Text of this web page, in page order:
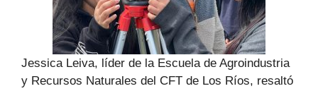
Jessica Leiva, líder de la Escuela de Agroindustria
y Recursos Naturales del CFT de Los Ríos, resaltó